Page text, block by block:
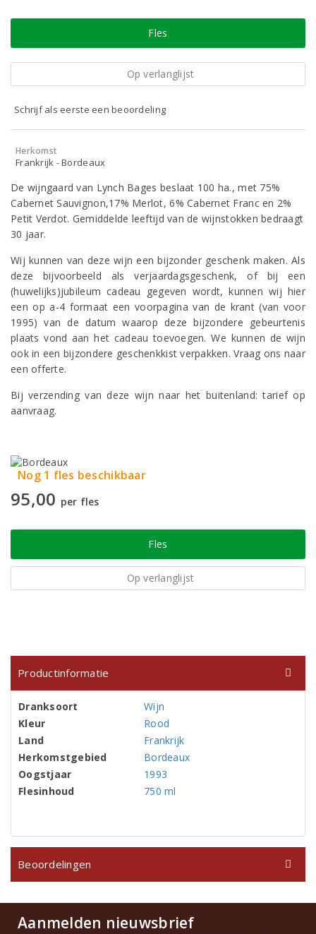
Fles
Op verlanglijst
Schrijf als eerste een beoordeling
Herkomst
Frankrijk - Bordeaux
De wijngaard van Lynch Bages beslaat 100 ha., met 75%
Cabernet Sauvignon,17% Merlot, 6% Cabernet Franc en 2%
Petit Verdot. Gemiddelde leeftijd van de wijnstokken bedraagt
30 jaar.
Wij kunnen van deze wijn een bijzonder geschenk maken. Als
deze bijvoorbeeld als verjaardagsgeschenk, of bij een
(huwelijks)jubileum cadeau gegeven wordt, kunnen wij hier
een op a-4 formaat een voorpagina van de krant (van voor
1995) van de datum waarop deze bijzondere gebeurtenis
plaats vond aan het cadeau toevoegen. We kunnen de wijn
ook in een bijzondere geschenkkist verpakken. Vraag ons naar
een offerte.
Bij verzending van deze wijn naar het buitenland: tarief op
aanvraag.
Nog 1 fles beschikbaar
95,00 per fles
Fles
Op verlanglijst
Productinformatie
Dranksoort
Wijn
Kleur
Rood
Land
Frankrijk
Herkomstgebied
Bordeaux
Oogstjaar
1993
Flesinhoud
750 ml
Beoordelingen
Aanmelden nieuwsbrief